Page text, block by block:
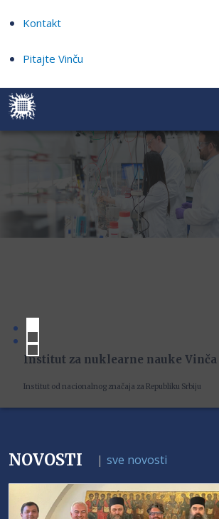
Kontakt
Pitajte Vinču
Institut za nuklearne nauke Vinča
Institut od nacionalnog značaja za Republiku Srbiju
NOVOSTI | sve novosti